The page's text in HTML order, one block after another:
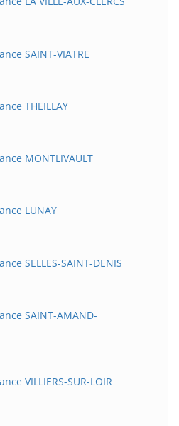
SAINT-VIATRE
THEILLAY
MONTLIVAULT
LUNAY
SELLES-SAINT-DENIS
SAINT-AMAND-
VILLIERS-SUR-LOIR